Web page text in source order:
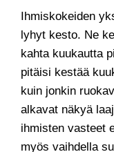
Ihmiskokeiden
lyhyt kesto. Ne
kahta kuukautta
pitäisi kestää
kuin jonkin
alkavat näkyä
ihmisten vasteet
myös vaihdella